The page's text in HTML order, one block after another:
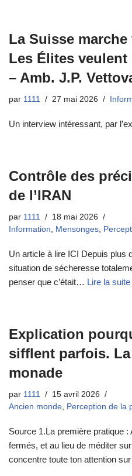
La Suisse marche
Les Élites veulent
– Amb. J.P.
par 1111 27 mai 2026
Un interview intéressant, par
Contrôle des
de l’IRAN
par 1111
18 mai 2026
Information, Mensonges,
Un article à lire ICI Depuis plus
situation de sécheresse
penser que c’était… Lire la suite
Explication
sifflent parfois.
monade
par 1111
15 avril 2026
Ancien monde, Perception de la
Source 1.La première pratique
fermés, et au lieu de méditer
concentre toute ton attention